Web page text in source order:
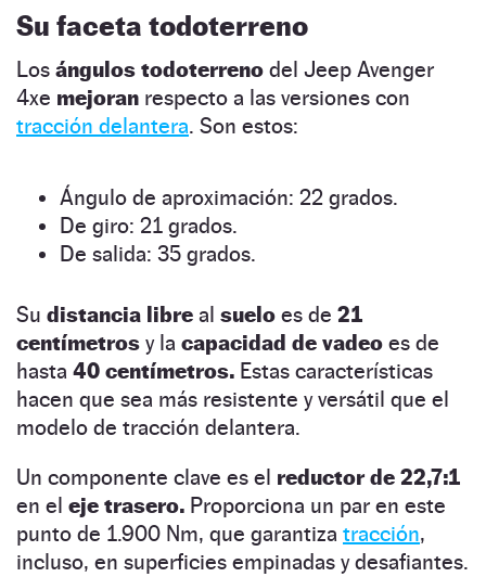
Su faceta todoterreno
Los ángulos todoterreno del Jeep Avenger
4xe mejoran respecto a las versiones con
tracción delantera. Son estos:
Ángulo de aproximación: 22 grados.
De giro: 21 grados.
De salida: 35 grados.
Su distancia libre al suelo es de 21
centímetros y la capacidad de vadeo es de
hasta 40 centímetros. Estas características
hacen que sea más resistente y versátil que el
modelo de tracción delantera.
Un componente clave es el reductor de 22,7:1
en el eje trasero. Proporciona un par en este
punto de 1.900 Nm, que garantiza tracción,
incluso, en superficies empinadas y desafiantes.